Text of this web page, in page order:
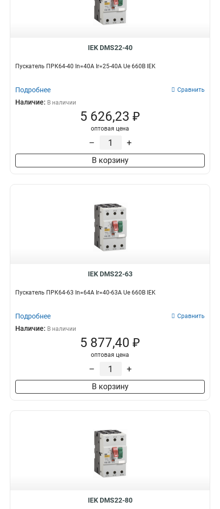
IEK DMS22-40
Пускатель ПРК64-40 In=40A Ir=25-40A Ue 660В IEK
Подробнее Сравнить
Наличие: В наличии
5 626,23 ₽
оптовая цена
– +
В корзину
IEK DMS22-63
Пускатель ПРК64-63 In=64A Ir=40-63A Ue 660В IEK
Подробнее Сравнить
Наличие: В наличии
5 877,40 ₽
оптовая цена
– +
В корзину
IEK DMS22-80